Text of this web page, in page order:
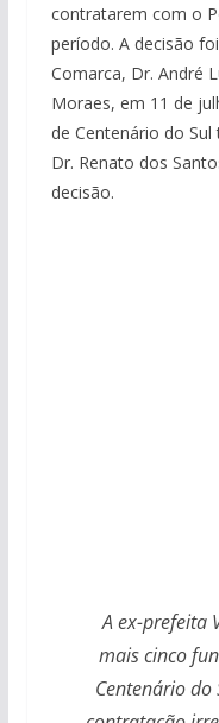
contratarem com o
período. A decisão
Comarca, Dr. André
Moraes, em 11 de
de Centenário do
Dr. Renato dos
decisão.
A ex-prefeita
mais cinco
Centenário